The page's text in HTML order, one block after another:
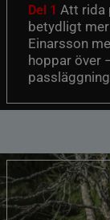
Del 1 Att rida
betydligt
Einarsson
hoppar över